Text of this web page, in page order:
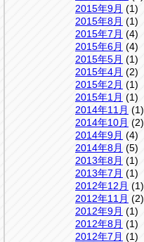
2015年9月 (1)
2015年8月 (1)
2015年7月 (4)
2015年6月 (4)
2015年5月 (1)
2015年4月 (2)
2015年2月 (1)
2015年1月 (1)
2014年11月 (1)
2014年10月 (2)
2014年9月 (4)
2014年8月 (5)
2013年8月 (1)
2013年7月 (1)
2012年12月 (1)
2012年11月 (2)
2012年9月 (1)
2012年8月 (1)
2012年7月 (1)